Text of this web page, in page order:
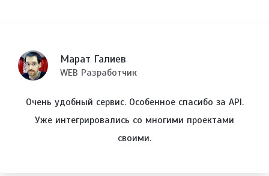
Марат Галиев
WEB Разработчик
Очень удобный сервис. Особенное спасибо за API.
Уже интегрировались со многими проектами
своими.